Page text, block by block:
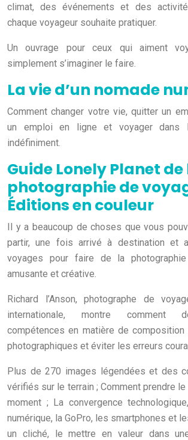
climat, des événements et des
chaque voyageur souhaite pratiquer.
Un ouvrage pour ceux qui aiment
simplement s’imaginer le faire.
La vie d’un nomade
Comment changer votre vie, quitter un
un emploi en ligne et voyager dans
indéfiniment.
Guide Lonely Planet de
photographie de
Éditions en couleur
Il y a beaucoup de choses que vous
partir, une fois arrivé à destination et
voyages pour faire de la
amusante et créative.
Richard l’Anson, photographe de
internationale, montre comment
compétences en matière de
photographiques et éviter les erreurs
Plus de 270 images légendées et des
vérifiés sur le terrain ; Comment prendre
moment ; La convergence
numérique, la GoPro, les smartphones et
un cliché, le mettre en valeur dans